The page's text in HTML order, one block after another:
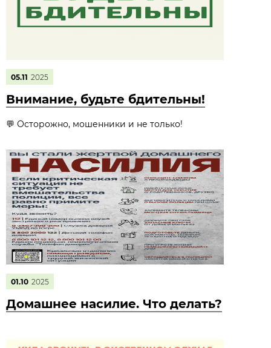
05.11 2025
Внимание, будьте бдительны!
💬 Осторожно, мошенники и не только!
01.10 2025
Домашнее насилие. Что делать?